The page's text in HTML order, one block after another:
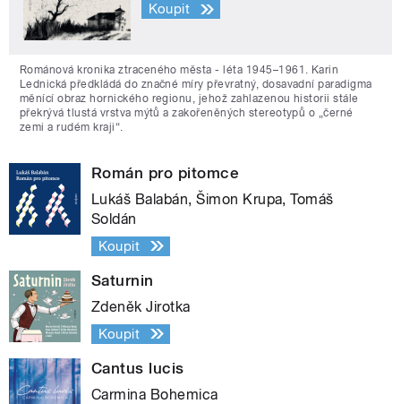
Koupit
Románová kronika ztraceného města - léta 1945–1961. Karin
Lednická předkládá do značné míry převratný, dosavadní paradigma
měnící obraz hornického regionu, jehož zahlazenou historii stále
překrývá tlustá vrstva mýtů a zakořeněných stereotypů o „černé
zemi a rudém kraji“.
Román pro pitomce
Lukáš Balabán, Šimon Krupa, Tomáš
Soldán
Koupit
Saturnin
Zdeněk Jirotka
Koupit
Cantus lucis
Carmina Bohemica